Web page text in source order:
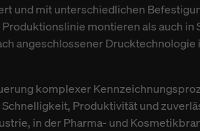
und mit unterschiedlichen
montieren als auch in
angeschlossener Drucktechnologie
komplexer
Produktivität und
in der Pharma- und